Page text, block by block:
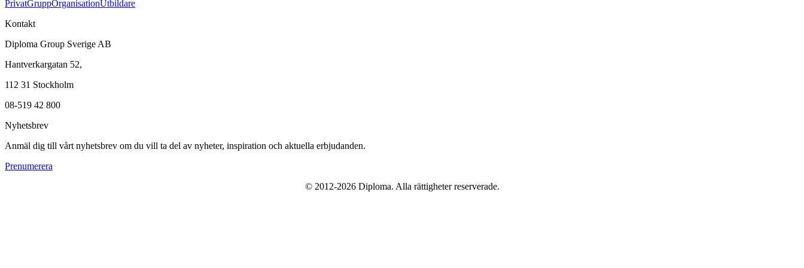
PrivatGruppOrganisationUtbildare
Kontakt
Diploma Group Sverige AB
Hantverkargatan 52,
112 31 Stockholm
08-519 42 800
Nyhetsbrev
Anmäl dig till vårt nyhetsbrev om du vill ta del av nyheter, inspiration och aktuella erbjudanden.
Prenumerera
© 2012-2026Diploma. Alla rättigheter reserverade.